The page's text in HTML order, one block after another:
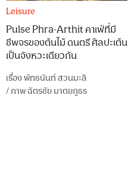
Leisure
Pulse Phra-Arthit คาเฟ่ที่มี
ชีพจรของต้นไม้ ดนตรี ศิลปะเต้น
เป็นจังหวะเดียวกัน
เรื่องพัทธนันท์ สวนมะลิ
/ภาพฉัตรชัย มาตยภูธร